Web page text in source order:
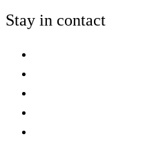
Stay in contact